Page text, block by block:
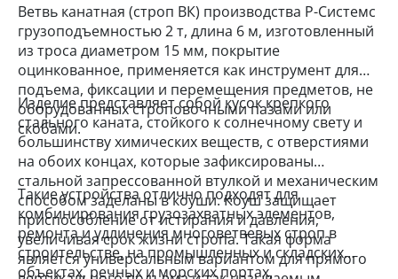
Ветвь канатная (строп ВК) производства Р-Системс
грузоподъемностью 2 т, длина 6 м, изготовленный
из троса диаметром 15 мм, покрытие
оцинкованное, применяется как инструмент для
подъема, фиксации и перемещения предметов, не
оборудованных строповочными пазами или
скобами.
Изделие представляет собой кусок крепкого
стального каната, стойкого к солнечному свету и
большинству химических веществ, с отверстиями
на обоих концах, которые зафиксированы
стальной запрессованной втулкой и механическим
способом заделаны в коуши. Коуш защищает
приспособление от истирания и давления,
увеличивая срок жизни стропа. Такая форма
является универсальным вариантом для прямого
Такие устройства отлично подходят для
комбинирования грузозахватных элементов,
ремонта и удлинения многоветвевых строп в
строительстве, на промышленных и складских
объектах, речных и морских портах,